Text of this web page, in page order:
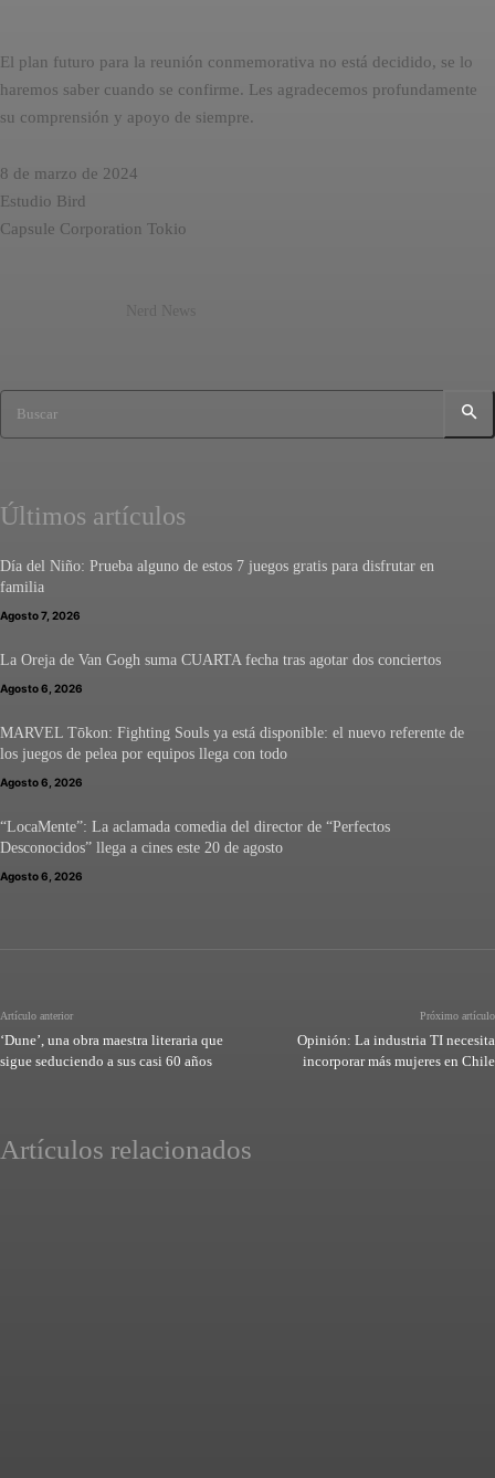
El plan futuro para la reunión conmemorativa no está decidido, se lo
haremos saber cuando se confirme. Les agradecemos profundamente
su comprensión y apoyo de siempre.
8 de marzo de 2024
Estudio Bird
Capsule Corporation Tokio
Buscar
Últimos artículos
Día del Niño: Prueba alguno de estos 7 juegos gratis para disfrutar en
familia
Agosto 7, 2026
La Oreja de Van Gogh suma CUARTA fecha tras agotar dos conciertos
Agosto 6, 2026
MARVEL Tōkon: Fighting Souls ya está disponible: el nuevo referente de
los juegos de pelea por equipos llega con todo
Agosto 6, 2026
“LocaMente”: La aclamada comedia del director de “Perfectos
Desconocidos” llega a cines este 20 de agosto
Agosto 6, 2026
Artículo anterior
‘Dune’, una obra maestra literaria que
sigue seduciendo a sus casi 60 años
Próximo artículo
Opinión: La industria TI necesita
incorporar más mujeres en Chile
Artículos relacionados